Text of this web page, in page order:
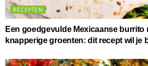
RECEPTEN
Een goedgevulde Mexicaanse burrito
knapperige groenten: dit recept wil je